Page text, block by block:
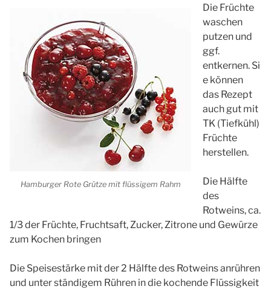
Hamburger Rote Grütze mit flüssigem Rahm
Die Früchte
waschen
putzen und
ggf.
entkernen. Si
e können
das Rezept
auch gut mit
TK (Tiefkühl)
Früchte
herstellen.
Die Hälfte
des
Rotweins, ca.
1/3 der Früchte, Fruchtsaft, Zucker, Zitrone und Gewürze
zum Kochen bringen
Die Speisestärke mit der 2 Hälfte des Rotweins anrühren
und unter ständigem Rühren in die kochende Flüssigkeit